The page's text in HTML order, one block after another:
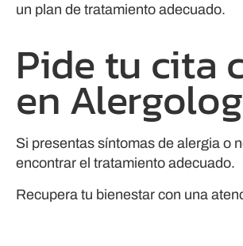
un plan de tratamiento adecuado.
Pide tu cita
en
Si presentas síntomas de alergia o
encontrar el tratamiento adecuado.
Recupera tu bienestar con una